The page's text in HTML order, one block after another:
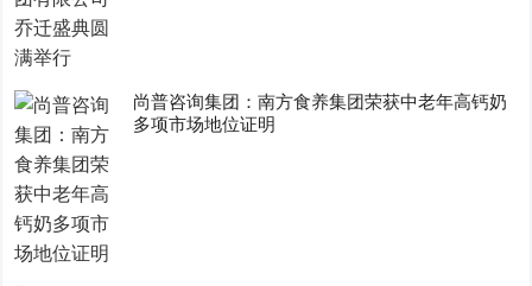
尚普咨询集团：南方食养集团荣获中老年高钙奶
多项市场地位证明